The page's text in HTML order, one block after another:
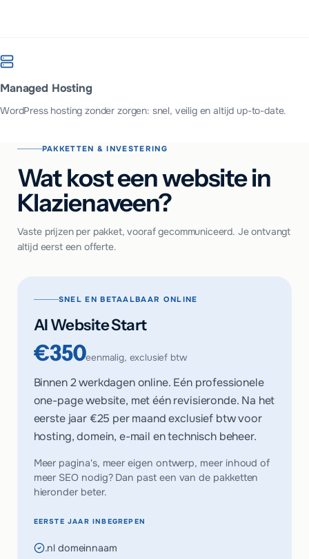
Managed Hosting
WordPress hosting zonder zorgen: snel, veilig en altijd up-to-date.
PAKKETTEN & INVESTERING
Wat kost een website in
Klazienaveen?
Vaste prijzen per pakket, vooraf gecommuniceerd. Je ontvangt
altijd eerst een offerte.
SNEL EN BETAALBAAR ONLINE
AI Website Start
€350eenmalig, exclusief btw
Binnen 2 werkdagen online. Eén professionele
one-page website, met één revisieronde. Na het
eerste jaar €25 per maandexclusief btw voor
hosting, domein, e-mail en technisch beheer.
Meer pagina's, meer eigen ontwerp, meer inhoud of
meer SEO nodig? Dan past een van de pakketten
hieronder beter.
EERSTE JAAR INBEGREPEN
.nl domeinnaam